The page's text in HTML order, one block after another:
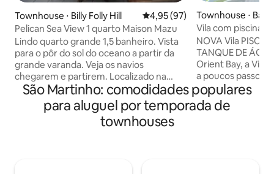
Townhouse ⋅ Billy Folly Hill 4,95 de uma avaliação média
4,95 (97)
Pelican Sea View 1 quarto Maison Mazu
Lindo quarto grande 1,5 banheiro. Vista
para o pôr do sol do oceano a partir da
grande varanda. Veja os navios
chegarem e partirem. Localizado na
comunidade de Pelican, a uma curta
distância a pé de uma praia ou a poucos
passos da piscina, ainda perto do
coração de Simpson Bay. Tetos
Townhouse ⋅
Vila com piscina
— Praia de Orient
NOVA Vila
TANQUE DE
Orient Bay, a Villa
a poucos passos
restaurantes No
cozinha
para a sala de
São Martinho: comodidades populares
para aluguel por temporada de
townhouses